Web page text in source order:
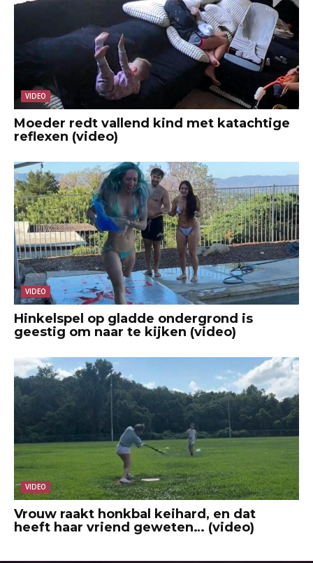
VIDEO
Moeder redt vallend kind met katachtige
reflexen (video)
VIDEO
Hinkelspel op gladde ondergrond is
geestig om naar te kijken (video)
VIDEO
Vrouw raakt honkbal keihard, en dat
heeft haar vriend geweten… (video)